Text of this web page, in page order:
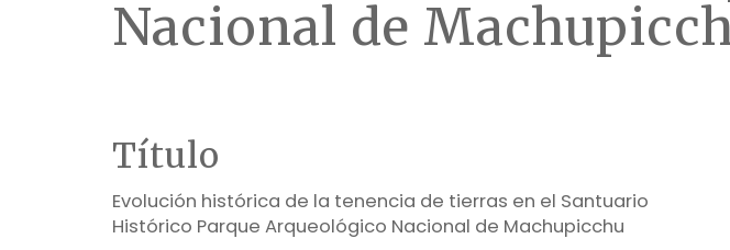
Nacional de
Título
Evolución histórica de la tenencia de tierras en el Santuario
Histórico Parque Arqueológico Nacional de Machupicchu